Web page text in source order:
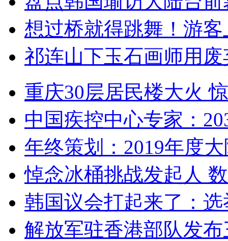
想过桥就得跳舞！游客
祁连山下玉石画师用
重庆30层居民楼大火
中国疾控中心专家：
年终策划：2019年度
悼念冰桶挑战发起人
韩国议会打起来了：
解放军驻香港部队发